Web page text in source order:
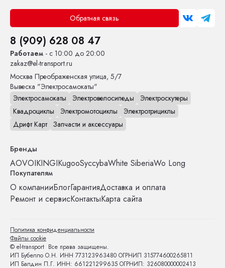
Обратная связь
8 (909) 628 08 47
Работаем - с 10:00 до 20:00
zakaz@el-transport.ru
Москва Преображенская улица, 5/7
Вывеска "Электросамокаты"
Электросамокаты
Электровелосипеды
Электроскутеры
Квадроциклы
Электромотоциклы
Электротрициклы
Дрифт Карт Запчасти и аксессуары
Бренды
AOVOIKINGIKugooSyccybaWhite SiberiaWo Long
Покупателям
О компанииБлогГарантияДоставка и оплата
Ремонт и сервисКонтактыКарта сайта
© el-transport Все права защищены.
ИП Бубелло О.Н. ИНН 773123963480 ОГРНИП 315774600265811
ИП Балдин П.Г. ИНН: 661221299635 ОГРНИП: 326080000002413
Политика конфиденциальности
Файлы cookie